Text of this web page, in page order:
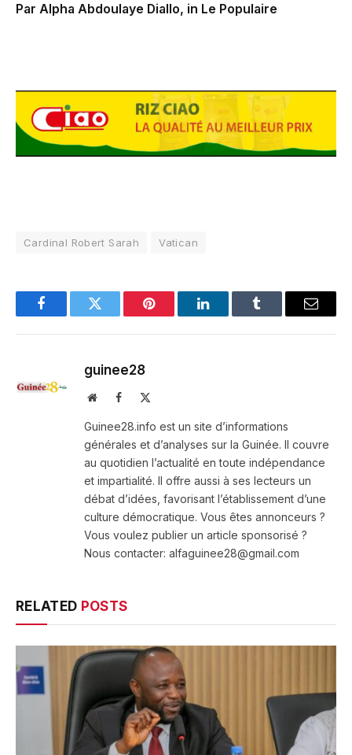
Par Alpha Abdoulaye Diallo, in Le Populaire
Cardinal Robert Sarah Vatican
FacebookTwitter Pinterest LinkedInTumblr Email
guinee28
WebsiteFacebook
Guinee28.info est un site d’informations
générales et d’analyses sur la Guinée. Il couvre
au quotidien l’actualité en toute indépendance
et impartialité. Il offre aussi à ses lecteurs un
débat d’idées, favorisant l’établissement d’une
culture démocratique. Vous êtes annonceurs ?
Vous voulez publier un article sponsorisé ?
Nous contacter: alfaguinee28@gmail.com
RELATED POSTS